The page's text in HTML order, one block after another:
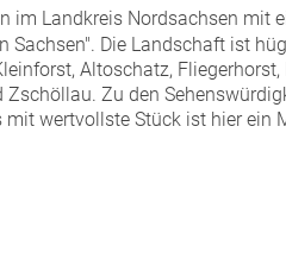
im Landkreis Nordsachsen mit
Sachsen". Die Landschaft ist
Altoschatz,
Zu den
mit wertvollste Stück ist hier ein